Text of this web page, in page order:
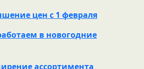
цен с 1 февраля
в новогодние
ассортимента